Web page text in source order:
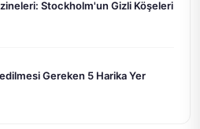
Stockholm'un Gizli Köşeleri
Gereken 5 Harika Yer